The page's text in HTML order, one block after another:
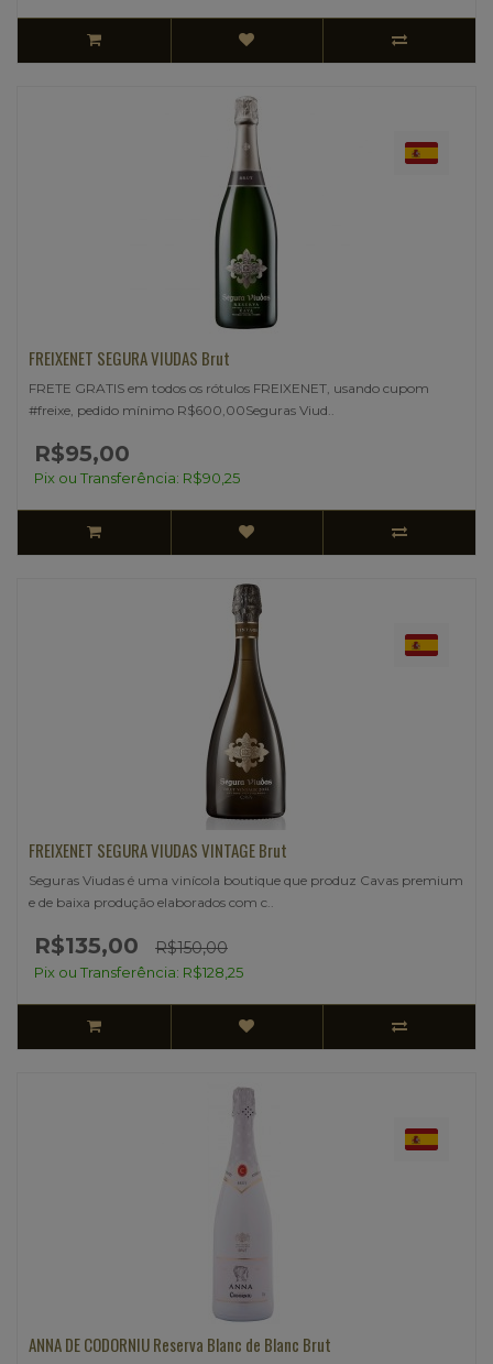
FREIXENET SEGURA VIUDAS Brut
FRETE GRATIS em todos os rótulos FREIXENET, usando cupom
#freixe, pedido mínimo R$600,00Seguras Viud..
R$95,00
Pix ou Transferência: R$90,25
FREIXENET SEGURA VIUDAS VINTAGE Brut
Seguras Viudas é uma vinícola boutique que produz Cavas premium
e de baixa produção elaborados com c..
R$135,00 R$150,00
Pix ou Transferência: R$128,25
ANNA DE CODORNIU Reserva Blanc de Blanc Brut